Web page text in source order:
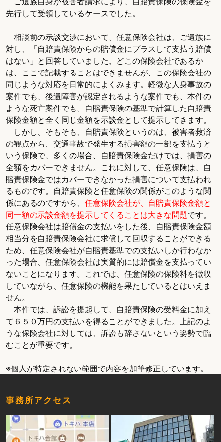
先行して受領しているケースでした。
相談前の示談交渉において、任意保険会社は、ご遺族に
対し、「自賠責保険からの賠償金にプラスして支払う賠償
はない」と回答していました。どこの保険会社であるか
は、ここで記載することはできませんが、この保険会社の
同じような対応を日常的によくみます。軽微な人身事故の
案件でも、後遺障害が認定されるような案件でも、本件の
ような死亡案件でも、自賠責保険の基準で計算した自賠責
保険金額と全く同じ金額を示談金として提示してきます。
しかし、そもそも、自賠責保険というのは、被害者救済
の観点から、交通事故で発生する損害額の一部を支払うと
いう保険で、多くの場合、自賠責保険金だけでは、損害の
全額をカバーできません。これに対して、任意保険は、自
賠責保険金ではカバーできなかった損害について支払われ
るものです。自賠責保険と任意保険の関係がこのような関
係にあるのですから、任意保険会社が、自賠責保険金額と
同一額の示談金額を提示してくることは大きな問題です。
任意保険会社は賠償金の支払いをした後、自賠責保険金額
相当分を自賠責保険会社に求償して回収することができる
ため、任意保険会社が自賠責基準での支払いしか行わなか
った場合、任意保険会社は実質的には賠償金を支払ってい
ないことになります。これでは、任意保険の保険料を徴収
していながら、任意保険の機能を果たしているとはいえま
せん。
本件では、訴訟を提起して、自賠責保険の受料金に加え
て６５０万円の支払いを得ることができました。上記のよ
うな保険会社に対しては、訴訟も辞さないという姿勢で臨
むことが重要です。
※個人が特定されない範囲で内容を加筆修正しています。
事務所アクセス